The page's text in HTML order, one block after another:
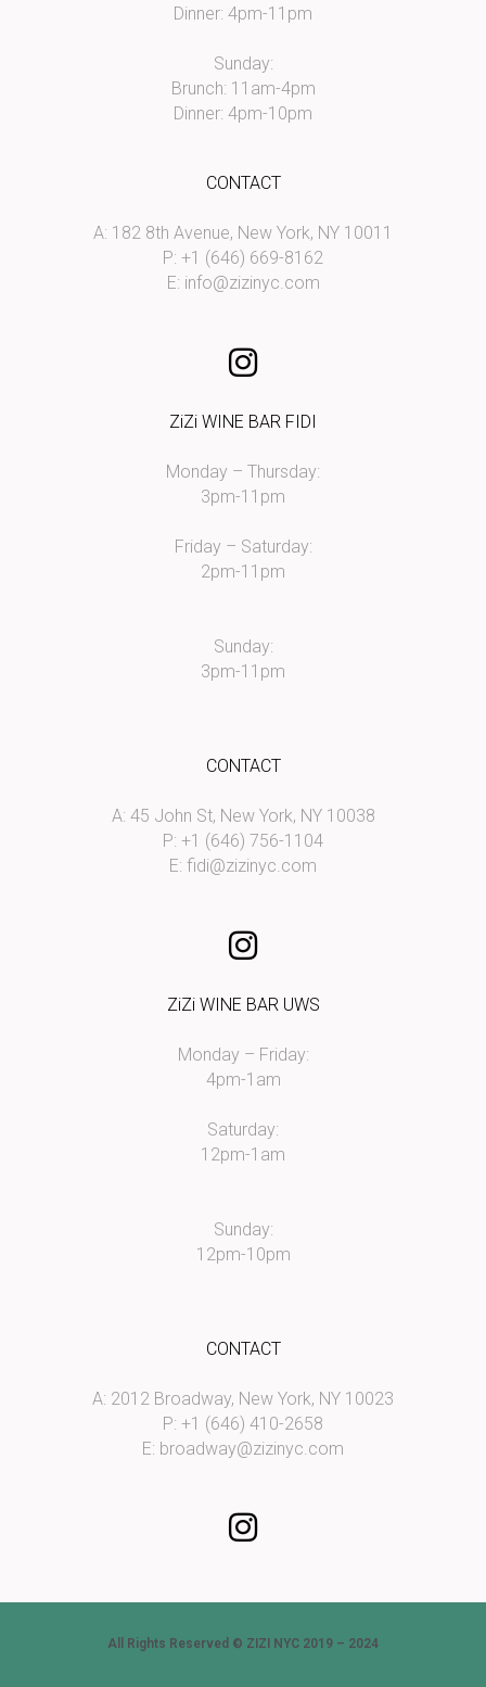
Dinner: 4pm-11pm
Sunday:
Brunch: 11am-4pm
Dinner: 4pm-10pm
CONTACT
A: 182 8th Avenue, New York, NY 10011
P: +1 (646) 669-8162
E: info@zizinyc.com
ZiZi WINE BAR FIDI
Monday – Thursday:
3pm-11pm
Friday – Saturday:
2pm-11pm
Sunday:
3pm-11pm
CONTACT
A: 45 John St, New York, NY 10038
P: +1 (646) 756-1104
E: fidi@zizinyc.com
ZiZi WINE BAR UWS
Monday – Friday:
4pm-1am
Saturday:
12pm-1am
Sunday:
12pm-10pm
CONTACT
A: 2012 Broadway, New York, NY 10023
P: +1 (646) 410-2658
E: broadway@zizinyc.com
All Rights Reserved © ZIZI NYC 2019 – 2024